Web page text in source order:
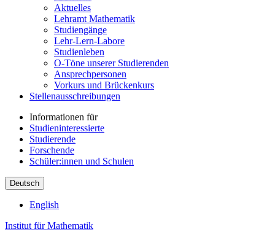
Aktuelles
Lehramt Mathematik
Studiengänge
Lehr-Lern-Labore
Studienleben
O-Töne unserer Studierenden
Ansprechpersonen
Vorkurs und Brückenkurs
Stellenausschreibungen
Informationen für
Studieninteressierte
Studierende
Forschende
Schüler:innen und Schulen
Deutsch
English
Institut für Mathematik